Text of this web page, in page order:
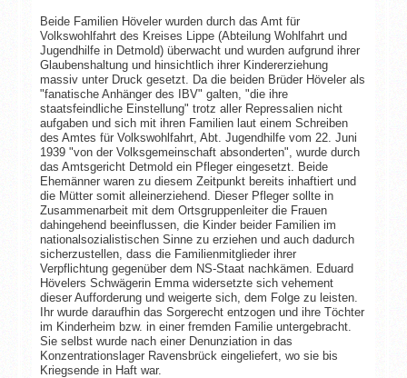
Beide Familien Höveler wurden durch das Amt für
Volkswohlfahrt des Kreises Lippe (Abteilung Wohlfahrt und
Jugendhilfe in Detmold) überwacht und wurden aufgrund ihrer
Glaubenshaltung und hinsichtlich ihrer Kindererziehung
massiv unter Druck gesetzt. Da die beiden Brüder Höveler als
"fanatische Anhänger des IBV" galten, "die ihre
staatsfeindliche Einstellung" trotz aller Repressalien nicht
aufgaben und sich mit ihren Familien laut einem Schreiben
des Amtes für Volkswohlfahrt, Abt. Jugendhilfe vom 22. Juni
1939 "von der Volksgemeinschaft absonderten", wurde durch
das Amtsgericht Detmold ein Pfleger eingesetzt. Beide
Ehemänner waren zu diesem Zeitpunkt bereits inhaftiert und
die Mütter somit alleinerziehend. Dieser Pfleger sollte in
Zusammenarbeit mit dem Ortsgruppenleiter die Frauen
dahingehend beeinflussen, die Kinder beider Familien im
nationalsozialistischen Sinne zu erziehen und auch dadurch
sicherzustellen, dass die Familienmitglieder ihrer
Verpflichtung gegenüber dem NS-Staat nachkämen. Eduard
Hövelers Schwägerin Emma widersetzte sich vehement
dieser Aufforderung und weigerte sich, dem Folge zu leisten.
Ihr wurde daraufhin das Sorgerecht entzogen und ihre Töchter
im Kinderheim bzw. in einer fremden Familie untergebracht.
Sie selbst wurde nach einer Denunziation in das
Konzentrationslager Ravensbrück eingeliefert, wo sie bis
Kriegsende in Haft war.